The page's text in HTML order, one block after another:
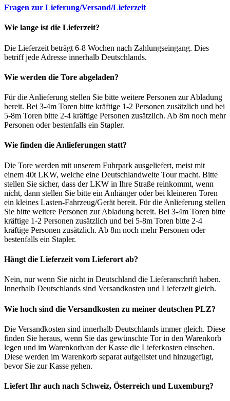
Fragen zur Lieferung/Versand/Lieferzeit
Wie lange ist die Lieferzeit?
Die Lieferzeit beträgt 6-8 Wochen nach Zahlungseingang. Dies
betriff jede Adresse innerhalb Deutschlands.
Wie werden die Tore abgeladen?
Für die Anlieferung stellen Sie bitte weitere Personen zur Abladung
bereit. Bei 3-4m Toren bitte kräftige 1-2 Personen zusätzlich und bei
5-8m Toren bitte 2-4 kräftige Personen zusätzlich. Ab 8m noch mehr
Personen oder bestenfalls ein Stapler.
Wie finden die Anlieferungen statt?
Die Tore werden mit unserem Fuhrpark ausgeliefert, meist mit
einem 40t LKW, welche eine Deutschlandweite Tour macht. Bitte
stellen Sie sicher, dass der LKW in Ihre Straße reinkommt, wenn
nicht, dann stellen Sie bitte ein Anhänger oder bei kleineren Toren
ein kleines Lasten-Fahrzeug/Gerät bereit. Für die Anlieferung stellen
Sie bitte weitere Personen zur Abladung bereit. Bei 3-4m Toren bitte
kräftige 1-2 Personen zusätzlich und bei 5-8m Toren bitte 2-4
kräftige Personen zusätzlich. Ab 8m noch mehr Personen oder
bestenfalls ein Stapler.
Hängt die Lieferzeit vom Lieferort ab?
Nein, nur wenn Sie nicht in Deutschland die Lieferanschrift haben.
Innerhalb Deutschlands sind Versandkosten und Lieferzeit gleich.
Wie hoch sind die Versandkosten zu meiner deutschen PLZ?
Die Versandkosten sind innerhalb Deutschlands immer gleich. Diese
finden Sie heraus, wenn Sie das gewünschte Tor in den Warenkorb
legen und im Warenkorb/an der Kasse die Lieferkosten einsehen.
Diese werden im Warenkorb separat aufgelistet und hinzugefügt,
bevor Sie zur Kasse gehen.
Liefert Ihr auch nach Schweiz, Österreich und Luxemburg?